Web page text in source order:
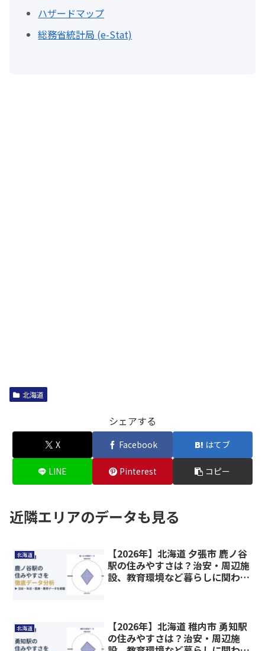
ハザードマップ
総務省統計局 (e-Stat)
北海道
シェアする
X Facebook はてブ
LINE Pinterest コピー
近隣エリアのデータも見る
北海道
【2026年】北海道 夕張市 鹿ノ谷
駅の住みやすさは？治安・周辺施
設、教育環境など暮らしに関わる
北海道
【2026年】北海道 稚内市 勇知駅
の住みやすさは？治安・周辺施